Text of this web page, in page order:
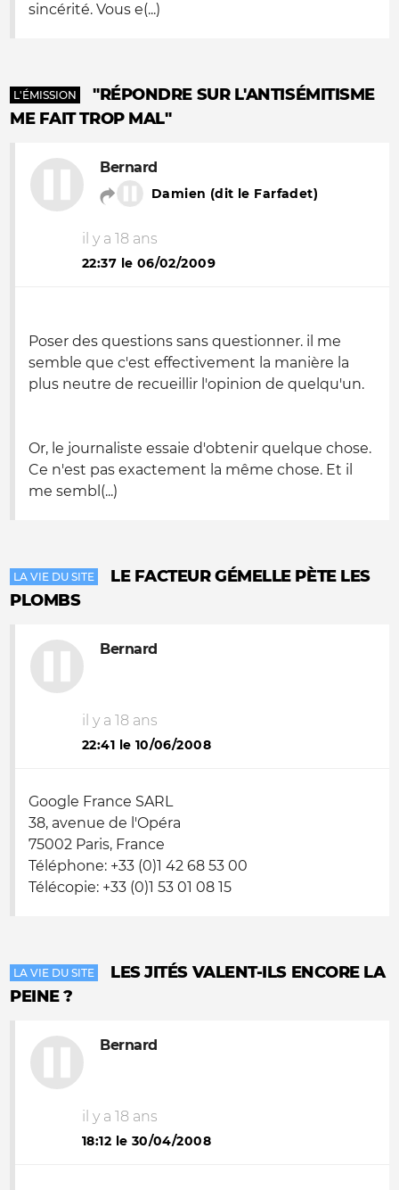
sincérité. Vous e(...)
L'ÉMISSION
"RÉPONDRE SUR L'ANTISÉMITISME
ME FAIT TROP MAL"
Bernard
Damien (dit le Farfadet)
il y a 18 ans
22:37 le 06/02/2009
Poser des questions sans questionner. il me
semble que c'est effectivement la manière la
plus neutre de recueillir l'opinion de quelqu'un.
Or, le journaliste essaie d'obtenir quelque chose.
Ce n'est pas exactement la même chose. Et il
me sembl(...)
LA VIE DU SITE
LE FACTEUR GÉMELLE PÈTE LES
PLOMBS
Bernard
il y a 18 ans
22:41 le 10/06/2008
Google France SARL
38, avenue de l'Opéra
75002 Paris, France
Téléphone: +33 (0)1 42 68 53 00
Télécopie: +33 (0)1 53 01 08 15
LA VIE DU SITE
LES JITÉS VALENT-ILS ENCORE LA
PEINE ?
Bernard
il y a 18 ans
18:12 le 30/04/2008